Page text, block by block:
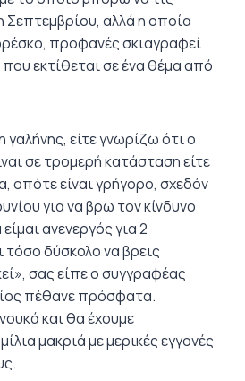
Σεπτεμβρίου, αλλά η οποία
προφανές σκιαγραφεί
εκτίθεται σε ένα θέμα από
είτε γνωρίζω ότι ο
σε τρομερή κατάσταση είτε
οπότε είναι γρήγορο, σχεδόν
για να βρω τον κίνδυνο
ανενεργός για 2
τόσο δύσκολο να βρεις
σας είπε ο συγγραφέας
πέθανε πρόσφατα.
και θα έχουμε
μακριά με μερικές εγγονές